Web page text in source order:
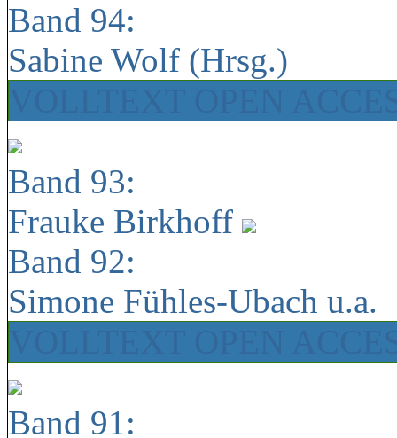
Band 94:
Sabine Wolf (Hrsg.)
Band 93:
Frauke Birkhoff
Band 92:
Simone Fühles-Ubach u.a.
Band 91: